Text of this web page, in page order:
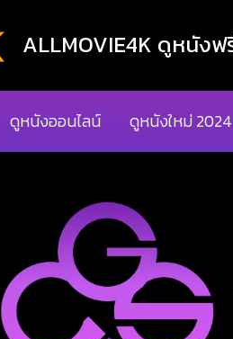
ALLMOVIE4K ดูหนัง
ดูหนังออนไลน์ ดูหนังใหม่ 2024